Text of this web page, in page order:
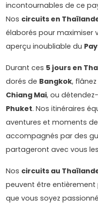
incontournables de ce
Nos circuits en
élaborés pour maximiser
aperçu inoubliable du
Durant ces 5 jours en
dorés de Bangkok,
Chiang Mai, ou
Phuket. Nos itinéraires
aventures et moments
accompagnés par des
partageront avec vous
Nos circuits au
peuvent être entièrement
que vous soyez